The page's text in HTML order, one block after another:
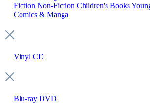
Fiction Non-Fiction Children's Books
Comics & Manga
Vinyl CD
Blu-ray DVD